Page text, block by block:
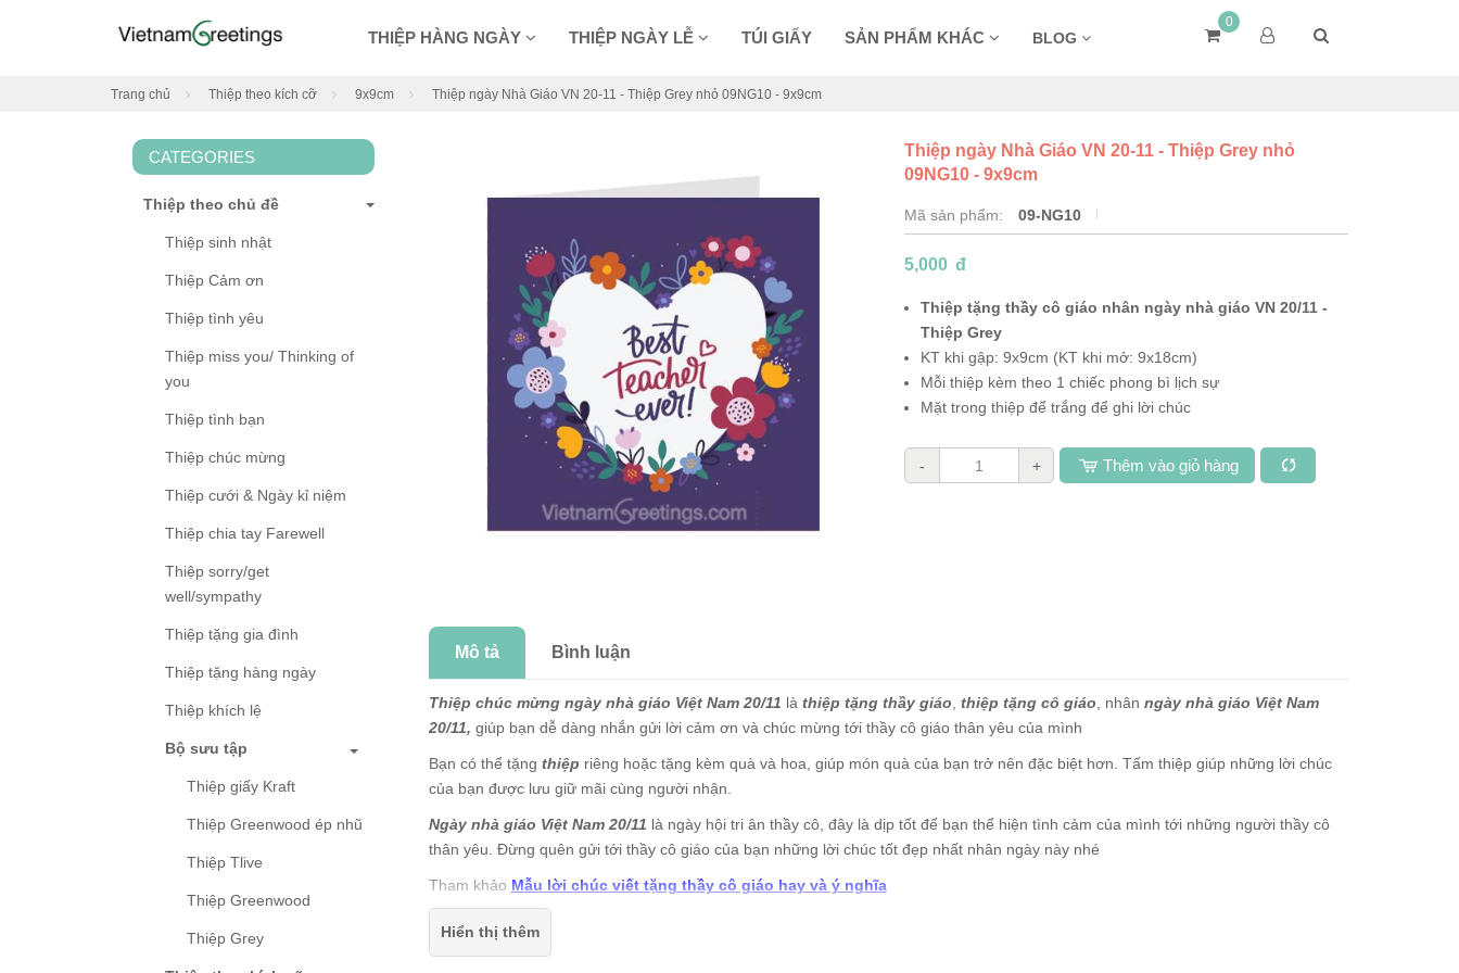
THIỆP HÀNG NGÀY THIỆP NGÀY LỄ TÚI GIẤY SẢN PHẨM KHÁC BLOG
0
Trang chủ Thiệp theo kích cỡ 9x9cm Thiệp ngày Nhà Giáo VN 20-11 - Thiệp Grey nhỏ 09NG10 - 9x9cm
CATEGORIES
Thiệp theo chủ đề
Thiệp sinh nhật
Thiệp Cảm ơn
Thiệp tình yêu
Thiệp miss you/ Thinking of
you
Thiệp tình bạn
Thiệp chúc mừng
Thiệp cưới & Ngày kỉ niệm
Thiệp chia tay Farewell
Thiệp sorry/get
well/sympathy
Thiệp tặng gia đình
Thiệp tặng hàng ngày
Thiệp khích lệ
Bộ sưu tập
Thiệp giấy Kraft
Thiệp Greenwood ép nhũ
Thiệp Tlive
Thiệp Greenwood
Thiệp Grey
Thiệp ngày Nhà Giáo VN 20-11 - Thiệp Grey nhỏ
09NG10 - 9x9cm
Mã sản phẩm: 09-NG10
5,000 đ
Thiệp tặng thầy cô giáo nhân ngày nhà giáo VN 20/11 -
Thiệp Grey
KT khi gập: 9x9cm (KT khi mở: 9x18cm)
Mỗi thiệp kèm theo 1 chiếc phong bì lịch sự
Mặt trong thiệp để trắng để ghi lời chúc
- + Thêm vào giỏ hàng
Mô tả Bình luận
Thiệp chúc mừng ngày nhà giáo Việt Nam 20/11 là thiệp tặng thầy giáo thiệp tặng cô giáo , nhân ngày nhà giáo Việt Nam
20/11, giúp bạn dễ dàng nhắn gửi lời cảm ơn và chúc mừng tới thầy cô giáo thân yêu của mình
Bạn có thể tặng thiệp riêng hoặc tặng kèm quà và hoa, giúp món quà của bạn trở nên đặc biệt hơn. Tấm thiệp giúp những lời chúc
của bạn được lưu giữ mãi cùng người nhận.
Ngày nhà giáo Việt Nam 20/11 là ngày hội tri ân thầy cô, đây là dịp tốt để bạn thể hiện tình cảm của mình tới những người thầy cô
thân yêu. Đừng quên gửi tới thầy cô giáo của bạn những lời chúc tốt đẹp nhất nhân ngày này nhé
Tham khảo Mẫu lời chúc viết tặng thầy cô giáo hay và ý nghĩa
Kích thước khi gập: 9x9cm (KT khi mở: 9x18cm)
Hiển thị thêm